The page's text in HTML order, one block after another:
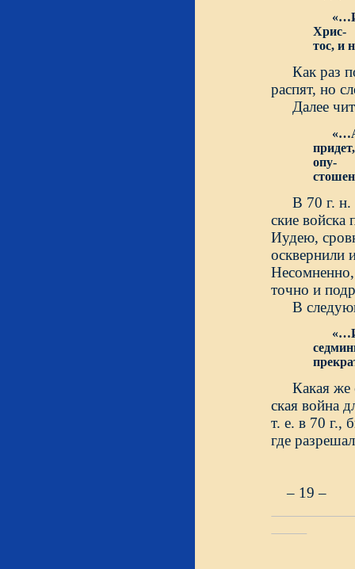
Хрис-
тос, и
Как раз
распят, но
Далее
опу-
В 70 г. н.
ские войска
Иудею,
осквернили
Несомненно,
точно и
В
Какая же
ская война
т. е. в 70 г.,
где
– 19 –